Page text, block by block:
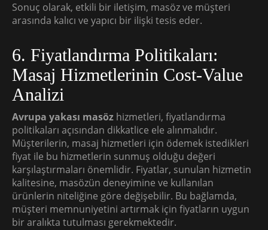
Sonuç olarak, etkili bir iletişim, masöz ve müşteri
arasında kalıcı ve yapıcı bir ilişki tesis eder.
6. Fiyatlandırma Politikaları:
Masaj Hizmetlerinin Cost-Value
Analizi
Avrupa yakası masöz hizmetleri, fiyatlandırma
politikaları açısından dikkatlice ele alınmalıdır.
Müşterilerin, masaj hizmetleri için ödemek istedikleri
fiyat ile bu hizmetlerin sunmuş olduğu değeri
karşılaştırmaları önemlidir. Fiyatlar, sunulan hizmetin
kalitesine, masözün deneyimine ve kullanılan
ürünlerin niteliğine göre değişebilir. Bu bağlamda,
müşteri memnuniyetini artırmak için fiyatların uygun
bir aralıkta tutulması gerekmektedir.